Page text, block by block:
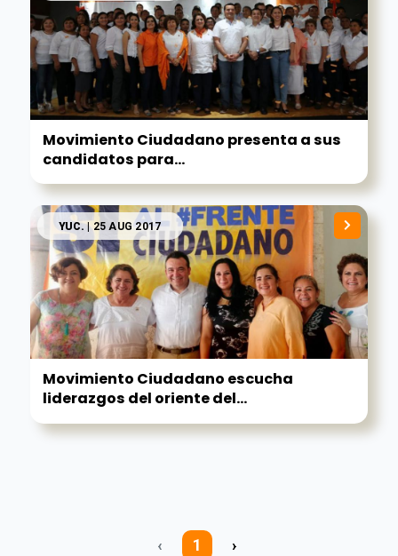
Movimiento Ciudadano presenta a sus
candidatos para...
YUC.| 25 AUG 2017
Movimiento Ciudadano escucha
liderazgos del oriente del...
‹ 1 ›